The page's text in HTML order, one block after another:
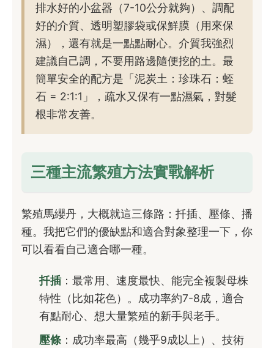
排水好的小盆器（7-10公分就夠）、調配
好的介質、透明塑膠袋或保鮮膜（用來保
濕），還有就是一點點耐心。介質我強烈
建議自己調，不要用路邊隨便挖的土。最
簡單安全的配方是「泥炭土：珍珠石：蛭
石 = 2:1:1」，疏水又保有一點濕氣，對髮
根非常友善。
三種主流繁殖方法實戰解析
繁殖馬纓丹，大概就這三條路：扦插、壓條、播
種。我把它們的優缺點和適合對象整理一下，你
可以看看自己適合哪一種。
扦插：最常用、速度最快、能完全複製母株
特性（比如花色）。成功率約7-8成，適合
有點耐心、想大量繁殖的新手與老手。
壓條：成功率最高（幾乎9成以上）、技術